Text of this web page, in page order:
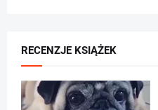
RECENZJE KSIĄŻEK